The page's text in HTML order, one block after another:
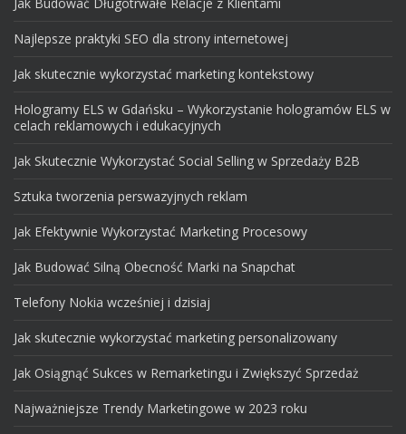
Jak Budować Długotrwałe Relacje z Klientami
Najlepsze praktyki SEO dla strony internetowej
Jak skutecznie wykorzystać marketing kontekstowy
Hologramy ELS w Gdańsku – Wykorzystanie hologramów ELS w
celach reklamowych i edukacyjnych
Jak Skutecznie Wykorzystać Social Selling w Sprzedaży B2B
Sztuka tworzenia perswazyjnych reklam
Jak Efektywnie Wykorzystać Marketing Procesowy
Jak Budować Silną Obecność Marki na Snapchat
Telefony Nokia wcześniej i dzisiaj
Jak skutecznie wykorzystać marketing personalizowany
Jak Osiągnąć Sukces w Remarketingu i Zwiększyć Sprzedaż
Najważniejsze Trendy Marketingowe w 2023 roku